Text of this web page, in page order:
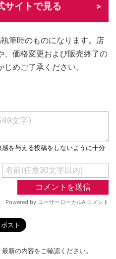
サイトで見る
筆時のものになります。店
、価格変更および販売終了の
めご了承ください。
新の内容をご確認ください。